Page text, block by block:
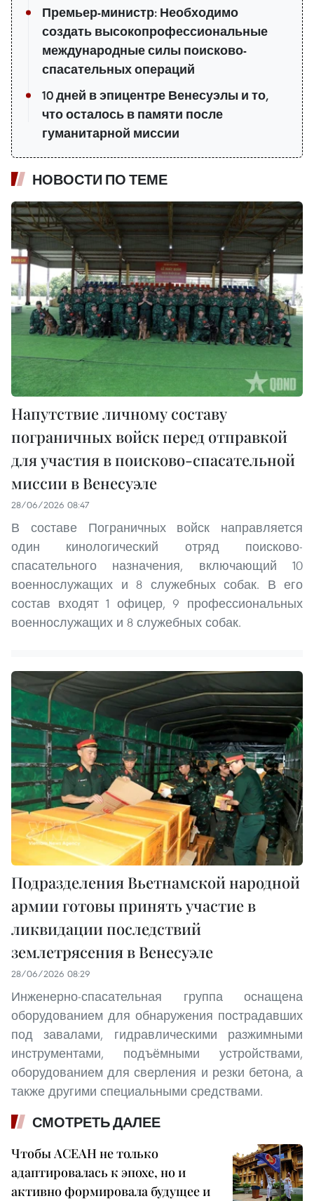
Премьер-министр: Необходимо
создать высокопрофессиональные
международные силы поисково-
спасательных операций
10 дней в эпицентре Венесуэлы и то,
что осталось в памяти после
гуманитарной миссии
НОВОСТИ ПО ТЕМЕ
Напутствие личному составу
пограничных войск перед отправкой
для участия в поисково-спасательной
миссии в Венесуэле
28/06/2026 08:47
В составе Пограничных войск направляется
один кинологический отряд поисково-
спасательного назначения, включающий 10
военнослужащих и 8 служебных собак. В его
состав входят 1 офицер, 9 профессиональных
военнослужащих и 8 служебных собак.
Подразделения Вьетнамской народной
армии готовы принять участие в
ликвидации последствий
землетрясения в Венесуэле
28/06/2026 08:29
Инженерно-спасательная группа оснащена
оборудованием для обнаружения пострадавших
под завалами, гидравлическими разжимными
инструментами, подъёмными устройствами,
оборудованием для сверления и резки бетона, а
также другими специальными средствами.
СМОТРЕТЬ ДАЛЕЕ
Чтобы АСЕАН не только
адаптировалась к эпохе, но и
активно формировала будущее и